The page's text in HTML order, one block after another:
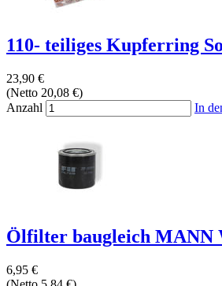
110- teiliges Kupferring
23,90 €
(Netto 20,08 €)
Anzahl
In
Ölfilter baugleich MANN
6,95 €